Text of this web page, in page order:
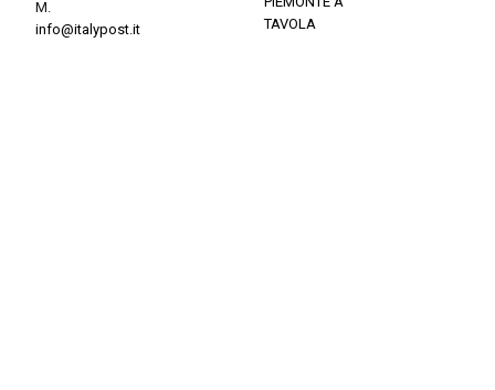
M.
info@italypost.it
TAVOLA